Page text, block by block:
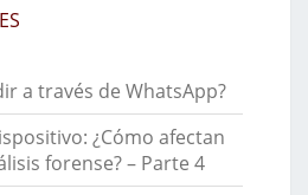
a través de WhatsApp?
¿Cómo afectan
forense? – Parte 4